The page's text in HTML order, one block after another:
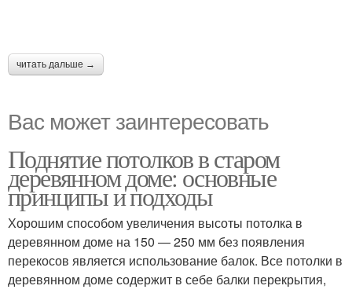
читать дальше →
Вас может заинтересовать
Поднятие потолков в старом
деревянном доме: основные
принципы и подходы
Хорошим способом увеличения высоты потолка в
деревянном доме на 150 — 250 мм без появления
перекосов является использование балок. Все потолки в
деревянном доме содержит в себе балки перекрытия,